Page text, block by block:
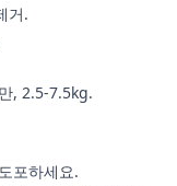
거.
, 2.5-7.5kg.
포하세요.